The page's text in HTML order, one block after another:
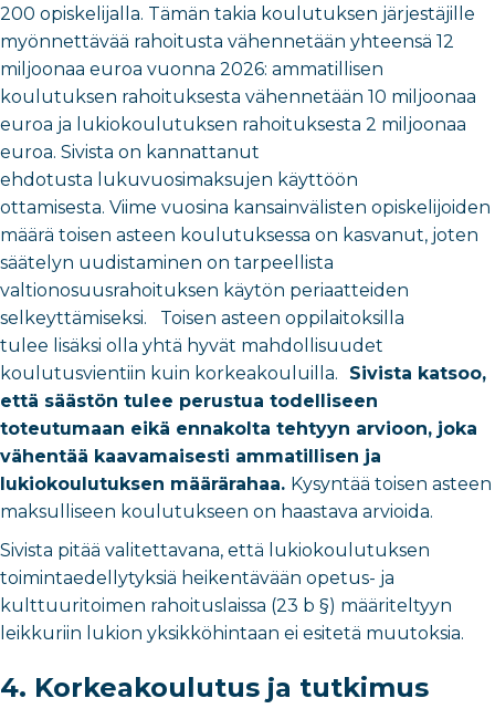
200 opiskelijalla. Tämän takia koulutuksen järjestäjille
myönnettävää rahoitusta vähennetään yhteensä 12
miljoonaa euroa vuonna 2026: ammatillisen
koulutuksen rahoituksesta vähennetään 10 miljoonaa
euroa ja lukiokoulutuksen rahoituksesta 2 miljoonaa
euroa. Sivista on kannattanut
ehdotusta lukuvuosimaksujen käyttöön
ottamisesta. Viime vuosina kansainvälisten opiskelijoiden
määrä toisen asteen koulutuksessa on kasvanut, joten
säätelyn uudistaminen on tarpeellista
valtionosuusrahoituksen käytön periaatteiden
selkeyttämiseksi. Toisen asteen oppilaitoksilla
tulee lisäksi olla yhtä hyvät mahdollisuudet
koulutusvientiin kuin korkeakouluilla. Sivista katsoo,
että säästön tulee perustua todelliseen
toteutumaan eikä ennakolta tehtyyn arvioon, joka
vähentää kaavamaisesti ammatillisen ja
lukiokoulutuksen määrärahaa. Kysyntää toisen asteen
maksulliseen koulutukseen on haastava arvioida.
Sivista pitää valitettavana, että lukiokoulutuksen
toimintaedellytyksiä heikentävään opetus- ja
kulttuuritoimen rahoituslaissa (23 b §) määriteltyyn
leikkuriin lukion yksikköhintaan ei esitetä muutoksia.
4. Korkeakoulutus ja tutkimus